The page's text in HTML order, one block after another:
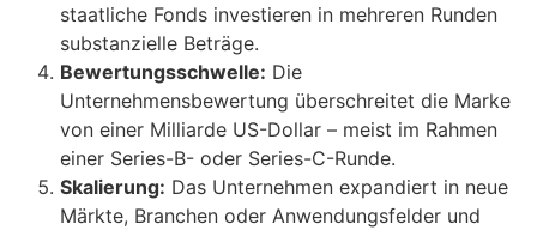
staatliche Fonds investieren in mehreren Runden
substanzielle Beträge.
Bewertungsschwelle: Die
Unternehmensbewertung überschreitet die Marke
von einer Milliarde US-Dollar – meist im Rahmen
einer Series-B- oder Series-C-Runde.
Skalierung: Das Unternehmen expandiert in neue
Märkte, Branchen oder Anwendungsfelder und